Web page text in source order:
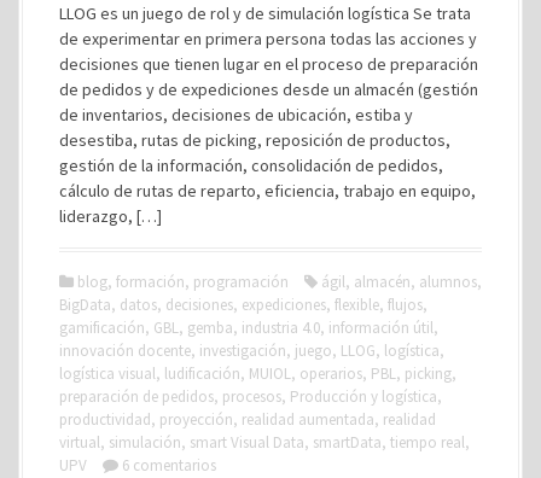
LLOG es un juego de rol y de simulación logística Se trata
de experimentar en primera persona todas las acciones y
decisiones que tienen lugar en el proceso de preparación
de pedidos y de expediciones desde un almacén (gestión
de inventarios, decisiones de ubicación, estiba y
desestiba, rutas de picking, reposición de productos,
gestión de la información, consolidación de pedidos,
cálculo de rutas de reparto, eficiencia, trabajo en equipo,
liderazgo, […]
blog, formación, programación ágil, almacén, alumnos,
BigData, datos, decisiones, expediciones, flexible, flujos,
gamificación, GBL, gemba, industria 4.0, información útil,
innovación docente, investigación, juego, LLOG, logística,
logística visual, ludificación, MUIOL, operarios, PBL, picking,
preparación de pedidos, procesos, Producción y logística,
productividad, proyección, realidad aumentada, realidad
virtual, simulación, smart Visual Data, smartData, tiempo real,
UPV
6 comentarios